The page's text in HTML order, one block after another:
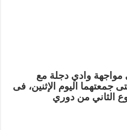
مواجهة وادي دجلة مع
جمعتهما اليوم الإثنين، فى
الثاني من دوري